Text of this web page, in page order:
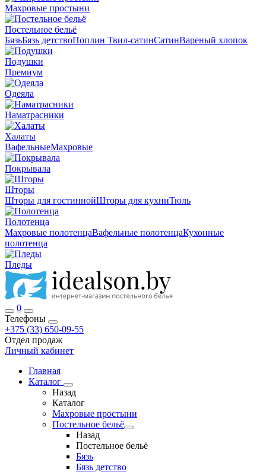
Махровые простыни
Постельное бельё
БязьБязь детствоПоплин Твил-сатинСатинВареный хлопок
Подушки
Премиум
Одеяла
Наматрасники
Халаты
ВафельныеМахровые
Покрывала
Шторы
Шторы для гостиннойШторы для кухниТюль
Полотенца
Махровые полотенцаВафельные полотенцаКухонные
полотенца
Пледы
0
Телефоны
+375 (33) 650-09-55
Отдел продаж
Личный кабинет
Главная
Каталог
Назад
Каталог
Махровые простыни
Постельное бельё
Назад
Постельное бельё
Бязь
Бязь детство